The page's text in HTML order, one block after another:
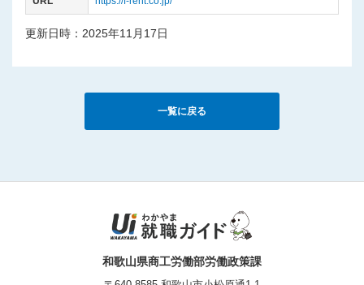
更新日時：2025年11月17日
一覧に戻る
和歌山県商工労働部労働政策課